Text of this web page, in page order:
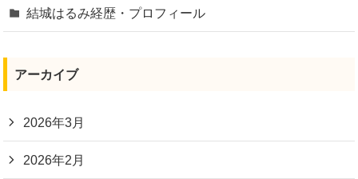
結城はるみ経歴・プロフィール
アーカイブ
2026年3月
2026年2月